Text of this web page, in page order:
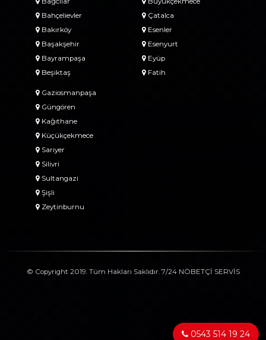
Bahçelievler
Bakırköy
Başakşehir
Bayrampaşa
Beşiktaş
Çatalca
Esenler
Esenyurt
Eyüp
Fatih
Gaziosmanpaşa
Güngören
Kağıthane
Küçükçekmece
Sarıyer
Silivri
Sultangazi
Şişli
Zeytinburnu
© Copyright 2019. Tüm Hakları Saklıdır. 7/24 NÖBETÇİ SERVİS
0543 514 19 24